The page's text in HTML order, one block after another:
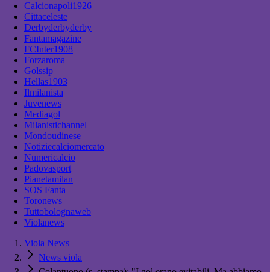
Calcionapoli1926
Cittaceleste
Derbyderbyderby
Fantamagazine
FCInter1908
Forzaroma
Golssip
Hellas1903
Ilmilanista
Juvenews
Mediagol
Milanistichannel
Mondoudinese
Notiziecalciomercato
Numericalcio
Padovasport
Pianetamilan
SOS Fanta
Toronews
Tuttobolognaweb
Violanews
Viola News
News viola